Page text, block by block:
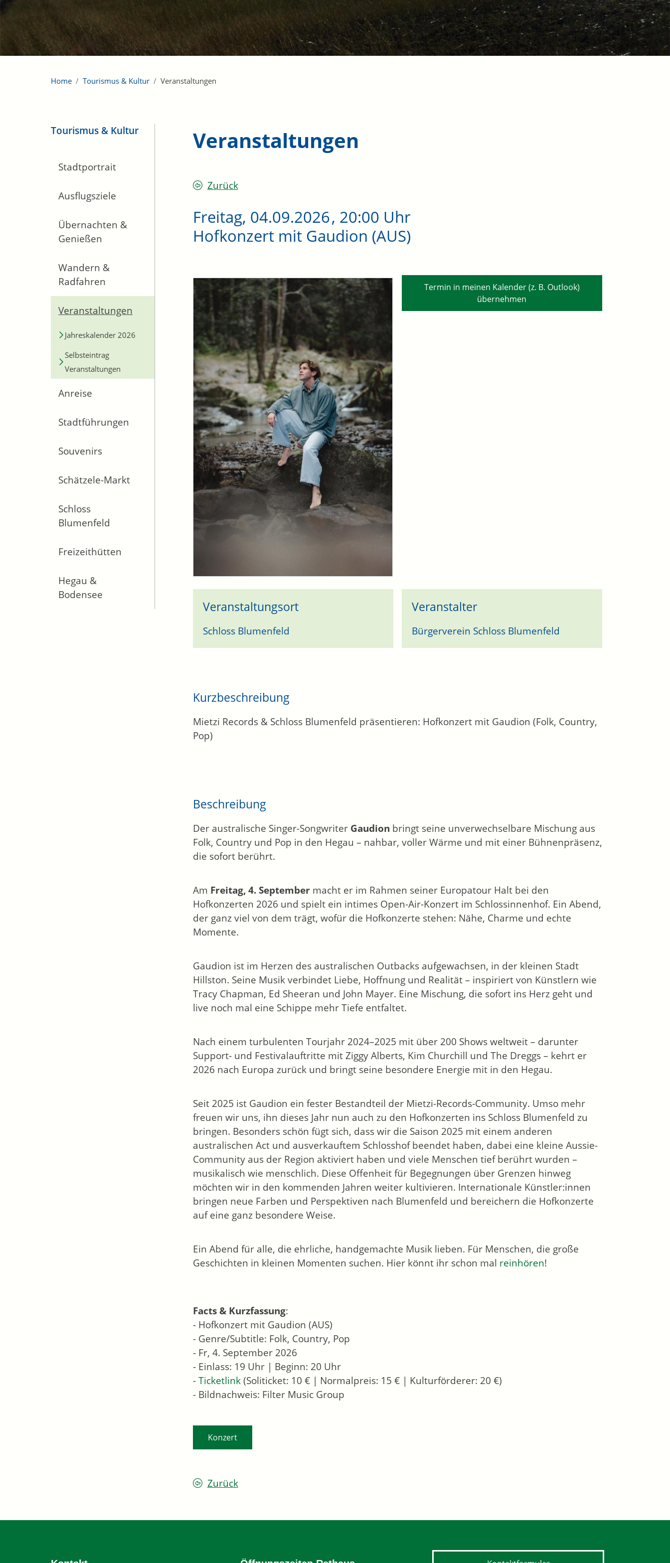
Home Tourismus & Kultur Veranstaltungen
Tourismus & Kultur
Stadtportrait
Ausflugsziele
Übernachten &
Genießen
Wandern &
Radfahren
Veranstaltungen
Jahreskalender 2026
Selbsteintrag
Veranstaltungen
Anreise
Stadtführungen
Souvenirs
Schätzele-Markt
Schloss
Blumenfeld
Freizeithütten
Hegau &
Bodensee
Veranstaltungen
Zurück
Freitag, 04.09.2026, 20:00 Uhr
Hofkonzert mit Gaudion (AUS)
Kurzbeschreibung
Mietzi Records & Schloss Blumenfeld präsentieren: Hofkonzert mit Gaudion (Folk, Country,
Pop)
Beschreibung
Der australische Singer-Songwriter Gaudion bringt seine unverwechselbare Mischung aus
Folk, Country und Pop in den Hegau – nahbar, voller Wärme und mit einer Bühnenpräsenz,
die sofort berührt.
Am Freitag, 4. September macht er im Rahmen seiner Europatour Halt bei den
Hofkonzerten 2026 und spielt ein intimes Open-Air-Konzert im Schlossinnenhof. Ein Abend,
der ganz viel von dem trägt, wofür die Hofkonzerte stehen: Nähe, Charme und echte
Momente.
Gaudion ist im Herzen des australischen Outbacks aufgewachsen, in der kleinen Stadt
Hillston. Seine Musik verbindet Liebe, Hoffnung und Realität – inspiriert von Künstlern wie
Tracy Chapman, Ed Sheeran und John Mayer. Eine Mischung, die sofort ins Herz geht und
live noch mal eine Schippe mehr Tiefe entfaltet.
Nach einem turbulenten Tourjahr 2024–2025 mit über 200 Shows weltweit – darunter
Support- und Festivalauftritte mit Ziggy Alberts, Kim Churchill und The Dreggs – kehrt er
2026 nach Europa zurück und bringt seine besondere Energie mit in den Hegau.
Seit 2025 ist Gaudion ein fester Bestandteil der Mietzi-Records-Community. Umso mehr
freuen wir uns, ihn dieses Jahr nun auch zu den Hofkonzerten ins Schloss Blumenfeld zu
bringen. Besonders schön fügt sich, dass wir die Saison 2025 mit einem anderen
australischen Act und ausverkauftem Schlosshof beendet haben, dabei eine kleine Aussie-
Community aus der Region aktiviert haben und viele Menschen tief berührt wurden –
musikalisch wie menschlich. Diese Offenheit für Begegnungen über Grenzen hinweg
möchten wir in den kommenden Jahren weiter kultivieren. Internationale Künstler:innen
bringen neue Farben und Perspektiven nach Blumenfeld und bereichern die Hofkonzerte
auf eine ganz besondere Weise.
Ein Abend für alle, die ehrliche, handgemachte Musik lieben. Für Menschen, die große
Geschichten in kleinen Momenten suchen. Hier könnt ihr schon mal reinhören!
Facts & Kurzfassung:
- Hofkonzert mit Gaudion (AUS)
- Genre/Subtitle: Folk, Country, Pop
- Fr, 4. September 2026
- Einlass: 19 Uhr | Beginn: 20 Uhr
-Ticketlink(Soliticket: 10 € | Normalpreis: 15 € | Kulturförderer: 20 €)
- Bildnachweis: Filter Music Group
Termin in meinen Kalender (z. B. Outlook)
übernehmen
Veranstaltungsort
Schloss Blumenfeld
Veranstalter
Bürgerverein Schloss Blumenfeld
Konzert
Zurück